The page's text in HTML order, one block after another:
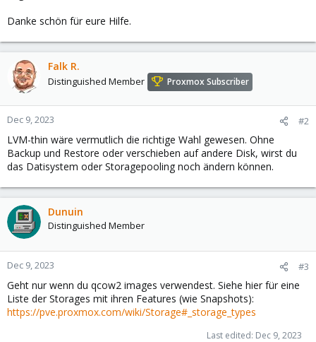
Danke schön für eure Hilfe.
Falk R.
Distinguished Member Proxmox Subscriber
Dec 9, 2023 #2
LVM-thin wäre vermutlich die richtige Wahl gewesen. Ohne
Backup und Restore oder verschieben auf andere Disk, wirst du
das Datisystem oder Storagepooling noch ändern können.
Dunuin
Distinguished Member
Dec 9, 2023 #3
Geht nur wenn du qcow2 images verwendest. Siehe hier für eine
Liste der Storages mit ihren Features (wie Snapshots):
https://pve.proxmox.com/wiki/Storage#_storage_types
Last edited: Dec 9, 2023